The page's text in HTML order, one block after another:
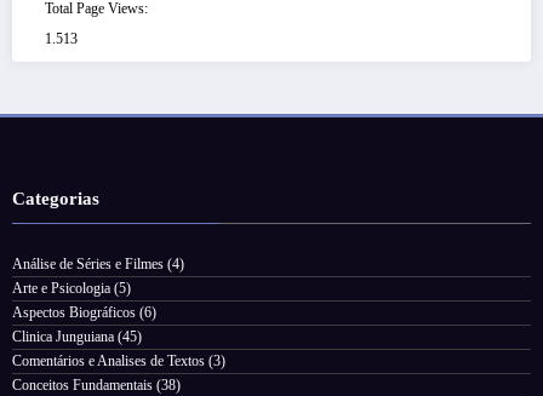
Total Page Views:
1.513
Categorias
Análise de Séries e Filmes (4)
Arte e Psicologia (5)
Aspectos Biográficos (6)
Clinica Junguiana (45)
Comentários e Analises de Textos (3)
Conceitos Fundamentais (38)